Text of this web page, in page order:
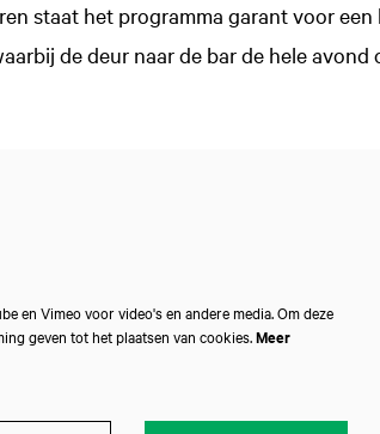
staat het programma garant voor
de deur naar de bar de hele avond
en Vimeo voor video's en andere media. Om deze
geven tot het plaatsen van cookies.Meer